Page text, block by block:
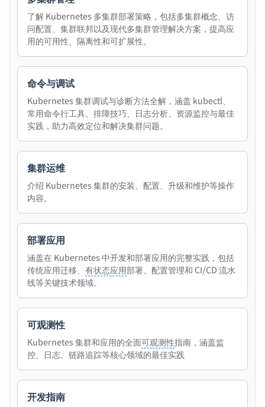
了解 Kubernetes 多集群部署策略，包括多集群概念、访
问配置、集群联邦以及现代多集群管理解决方案，提高应
用的可用性、隔离性和可扩展性。
命令与调试
Kubernetes 集群调试与诊断方法全解，涵盖 kubectl、
常用命令行工具、排障技巧、日志分析、资源监控与最佳
实践，助力高效定位和解决集群问题。
集群运维
介绍 Kubernetes 集群的安装、配置、升级和维护等操作
内容。
部署应用
涵盖在 Kubernetes 中开发和部署应用的完整实践，包括
传统应用迁移、 有状态应用部署、配置管理和 CI/CD 流水
线等关键技术领域。
可观测性
Kubernetes 集群和应用的全面可观测性指南，涵盖监
控、日志、链路追踪等核心领域的最佳实践
开发指南